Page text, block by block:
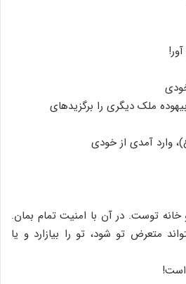
ملک دیگری را برگزیده‏ای
وارد آمدی از خودی
توست. در آن با امنیت تمام بمان.
متعرض تو شود، تو را بیازارد و یا